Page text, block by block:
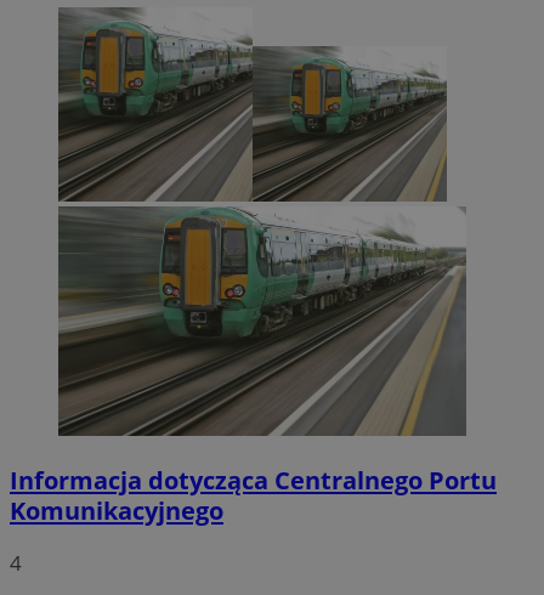
Informacja dotycząca Centralnego Portu
Komunikacyjnego
4